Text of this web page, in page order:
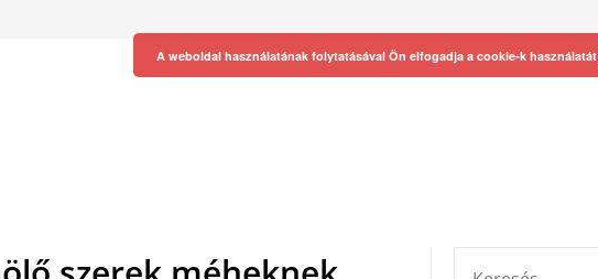
A weboldal használatának folytatásával Ön elfogadja a cookie-k használatát